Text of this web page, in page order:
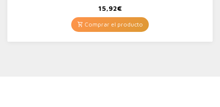
15,92€
Comprar el producto